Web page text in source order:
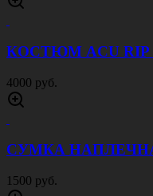
КОСТЮМ ACU RIP
4000 руб.
СУМКА
1500 руб.